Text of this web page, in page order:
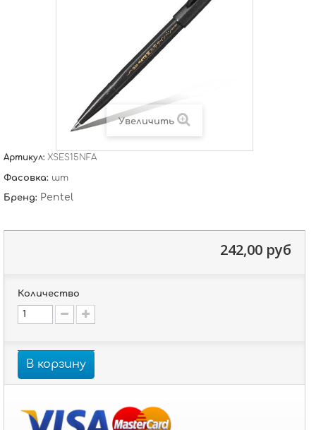
Увеличить
Артикул: XSES15NFA
Фасовка: шт
Бренд: Pentel
242,00 руб
Количество
В корзину